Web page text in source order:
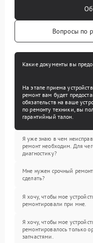
Вопросы по
Какие документы вы
На этапе приема
ремонт вам будет
обязательств на ваше
по ремонту техники, вы
гарантийный талон.
Я уже знаю в чем
ремонт необходим. Для
диагностику?
Мне нужен срочный
сделать?
Я хочу, чтобы мое
ремонтировали при мне.
Я хочу, чтобы мое
ремонтировалось только
запчастями.